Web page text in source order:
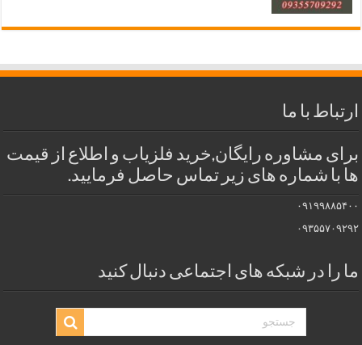
ارتباط با ما
برای مشاوره رایگان,خرید فلزیاب و اطلاع از قیمت
ها با شماره های زیر تماس حاصل فرمایید.
۰۹۱۹۹۸۸۵۴۰۰
۰۹۳۵۵۷۰۹۲۹۲
ما را در شبکه های اجتماعی دنبال کنید